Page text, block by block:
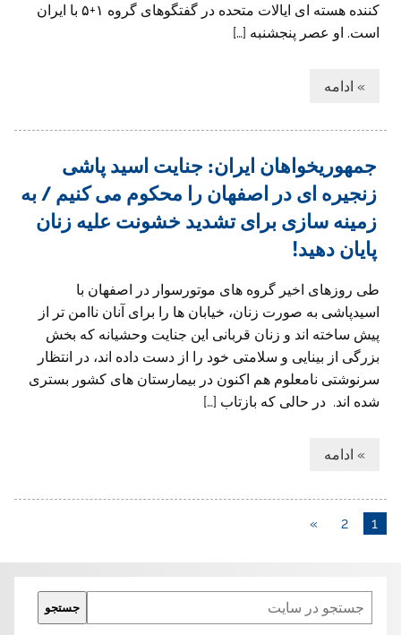
کننده هسته ای ایالات متحده در گفتگوهای گروه ۱+۵ با ایران
است. او عصر پنجشنبه […]
» ادامه
جمهوریخواهان ایران: جنایت اسید پاشی
زنجیره ای در اصفهان را محکوم می کنیم / به
زمینه سازی برای تشدید خشونت علیه زنان
پایان دهید!
طی روزهای اخیر گروه های موتورسوار در اصفهان با
اسیدپاشی به صورت زنان، خیابان ها را برای آنان ناامن تر از
پیش ساخته اند و زنان قربانی این جنایت وحشیانه که بخش
بزرگی از بینایی و سلامتی خود را از دست داده اند، در انتظار
سرنوشتی نامعلوم هم اکنون در بیمارستان های کشور بستری
شده اند. در حالی که بازتاب […]
» ادامه
1
2
»
Search
جستجو